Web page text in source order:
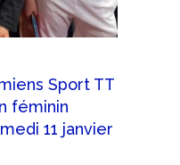
Sport TT
féminin
11 janvier